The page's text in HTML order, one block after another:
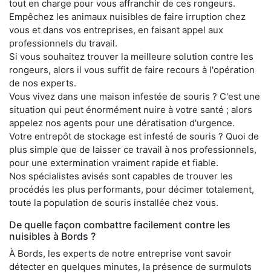
tout en charge pour vous affranchir de ces rongeurs.
Empêchez les animaux nuisibles de faire irruption chez
vous et dans vos entreprises, en faisant appel aux
professionnels du travail.
Si vous souhaitez trouver la meilleure solution contre les
rongeurs, alors il vous suffit de faire recours à l'opération
de nos experts.
Vous vivez dans une maison infestée de souris ? C'est une
situation qui peut énormément nuire à votre santé ; alors
appelez nos agents pour une dératisation d'urgence.
Votre entrepôt de stockage est infesté de souris ? Quoi de
plus simple que de laisser ce travail à nos professionnels,
pour une extermination vraiment rapide et fiable.
Nos spécialistes avisés sont capables de trouver les
procédés les plus performants, pour décimer totalement,
toute la population de souris installée chez vous.
De quelle façon combattre facilement contre les
nuisibles à Bords ?
À Bords, les experts de notre entreprise vont savoir
détecter en quelques minutes, la présence de surmulots